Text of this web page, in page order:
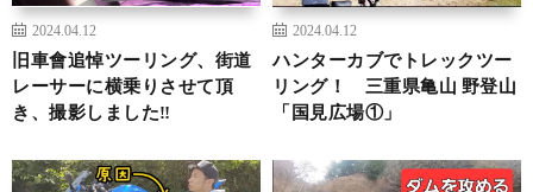
2024.04.12
旧車會追悼ツーリング、街道
レーサーに横乗りさせて頂
き、撮影しました‼️
2024.04.12
ハンターカブでトレックツー
リング！ 三重県亀山 野登山
「国見広場①」